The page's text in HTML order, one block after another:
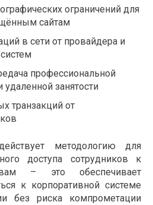
ограничений для
сайтам
в сети от провайдера и
профессиональной
занятости
транзакций от
методологию для
доступа сотрудников к
– это обеспечивает
к корпоративной системе
без риска компрометации